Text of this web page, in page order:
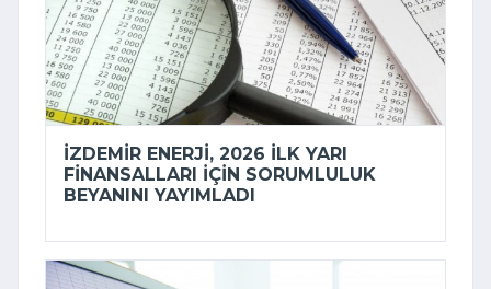
İZDEMİR ENERJI, 2026 ILK YARI
FINANSALLARI IÇIN SORUMLULUK
BEYANINI YAYIMLADI